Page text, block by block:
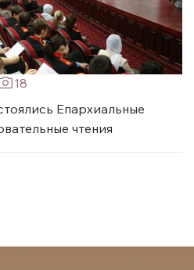
18
Епархиальные
чтения